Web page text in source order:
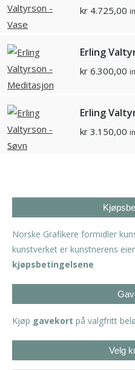
kr 4.725,00
Erling
kr 6.300,00
Erling
kr 3.150,00
Norske Grafikere formidler
kunstverket er kunstnerens
kjøpsbetingelsene
Kjøp gavekort på valgfritt
Velg